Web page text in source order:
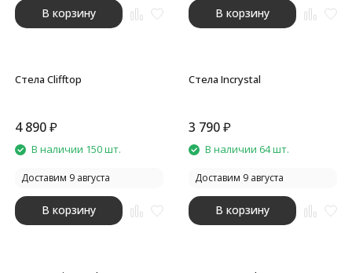
В корзину В корзину
Стела Clifftop
4 890₽
В наличии 150 шт.
Доставим 9 августа
В корзину
Стела Incrystal
3 790₽
В наличии 64 шт.
Доставим 9 августа
В корзину